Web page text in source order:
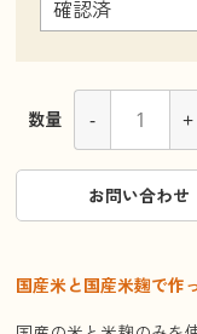
数量 - +
お問い合わせ
国産米と国産米麹で作